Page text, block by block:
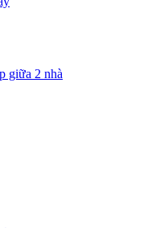
giữa 2 nhà